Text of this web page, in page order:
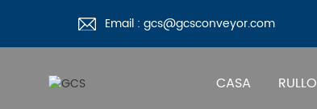
Email : gcs@gcsconveyor.com
CASA RULLO